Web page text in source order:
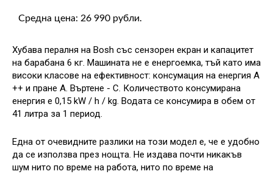
Средна цена: 26 990 рубли.
Хубава пералня на Bosh със сензорен екран и капацитет
на барабана 6 кг. Машината не е енергоемка, тъй като има
високи класове на ефективност: консумация на енергия A
++ и пране A. Въртене - C. Количеството консумирана
енергия е 0,15 kW / h / kg. Водата се консумира в обем от
41 литра за 1 период.
Една от очевидните разлики на този модел е, че е удобно
да се използва през нощта. Не издава почти никакъв
шум нито по време на работа, нито по време на